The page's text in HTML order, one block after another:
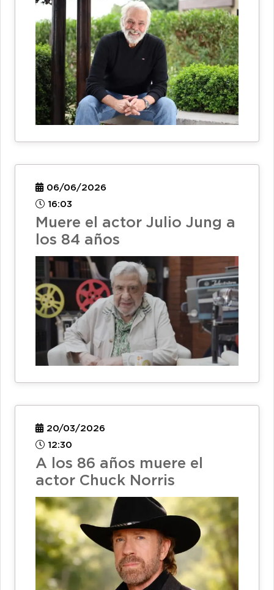
06/06/2026
16:03
Muere el actor Julio Jung a
los 84 años
20/03/2026
12:30
A los 86 años muere el
actor Chuck Norris